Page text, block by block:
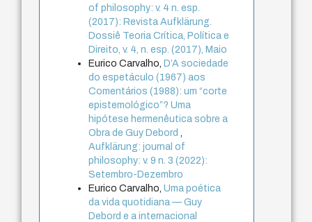
of philosophy: v. 4 n. esp.
(2017): Revista Aufklärung.
Dossiê Teoria Crítica, Política e
Direito, v. 4, n. esp. (2017), Maio
Eurico Carvalho,D’A sociedade
do espetáculo (1967) aos
Comentários (1988): um “corte
epistemológico”? Uma
hipótese hermenêutica sobre a
Obra de Guy Debord
Aufklärung: journal of
philosophy: v. 9 n. 3 (2022):
Setembro-Dezembro
Eurico Carvalho,Uma poética
da vida quotidiana — Guy
Debord e a internacional